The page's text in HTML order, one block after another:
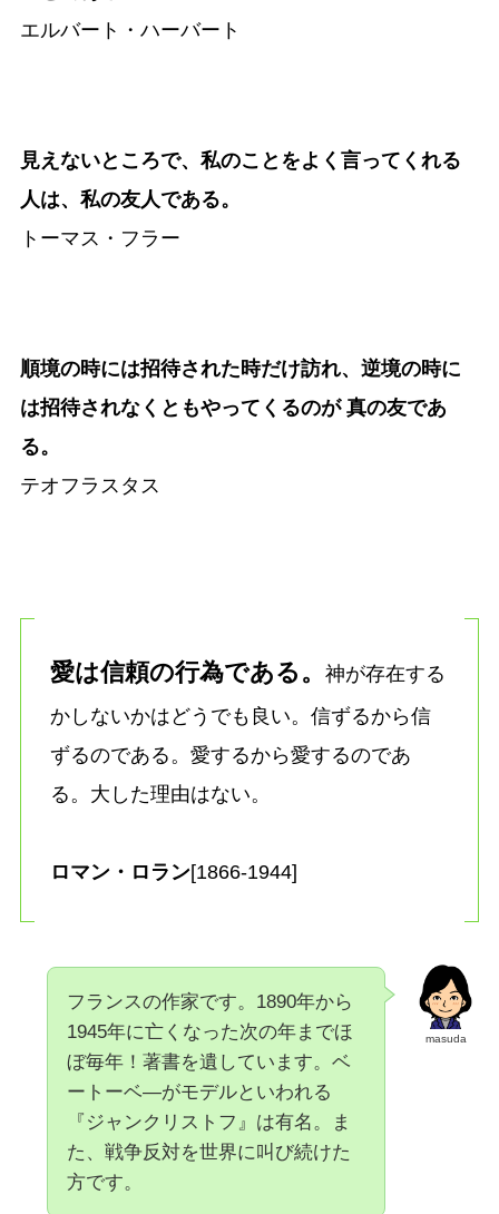
エルバート・ハーバート
見えないところで、私のことをよく言ってくれる
人は、私の友人である。
トーマス・フラー
順境の時には招待された時だけ訪れ、逆境の時に
は招待されなくともやってくるのが 真の友であ
る。
テオフラスタス
愛は信頼の行為である。
神が存在する
かしないかはどうでも良い。信ずるから信
ずるのである。愛するから愛するのであ
る。大した理由はない。
ロマン・ロラン[1866-1944]
masuda
フランスの作家です。1890年から
1945年に亡くなった次の年までほ
ぼ毎年！著書を遺しています。ベ
ートーベ―がモデルといわれる
『ジャンクリストフ』は有名。ま
た、戦争反対を世界に叫び続けた
方です。